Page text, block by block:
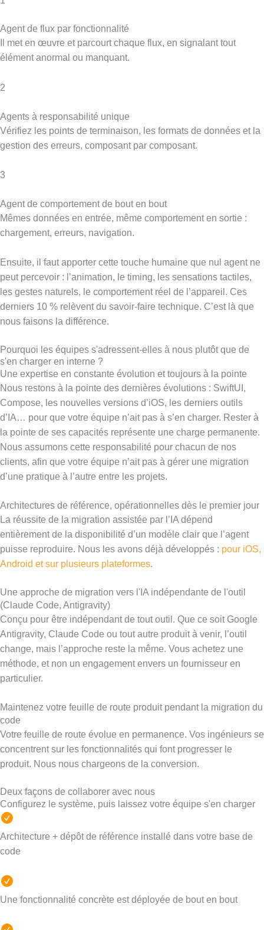
Agent de flux par fonctionnalité
Il met en œuvre et parcourt chaque flux, en signalant tout
élément anormal ou manquant.
2
Agents à responsabilité unique
Vérifiez les points de terminaison, les formats de données et la
gestion des erreurs, composant par composant.
3
Agent de comportement de bout en bout
Mêmes données en entrée, même comportement en sortie :
chargement, erreurs, navigation.
Ensuite, il faut apporter cette touche humaine que nul agent ne
peut percevoir : l’animation, le timing, les sensations tactiles,
les gestes naturels, le comportement réel de l’appareil. Ces
derniers 10 % relèvent du savoir-faire technique. C’est là que
nous faisons la différence.
Pourquoi les équipes s'adressent-elles à nous plutôt que de
s'en charger en interne ?
Une expertise en constante évolution et toujours à la pointe
Nous restons à la pointe des dernières évolutions : SwiftUI,
Compose, les nouvelles versions d’iOS, les derniers outils
d’IA… pour que votre équipe n’ait pas à s’en charger. Rester à
la pointe de ses capacités représente une charge permanente.
Nous assumons cette responsabilité pour chacun de nos
clients, afin que votre équipe n’ait pas à gérer une migration
d’une pratique à l’autre entre les projets.
Architectures de référence, opérationnelles dès le premier jour
La réussite de la migration assistée par l’IA dépend
entièrement de la disponibilité d’un modèle clair que l’agent
puisse reproduire. Nous les avons déjà développés : pour iOS,
Android et sur plusieurs plateformes.
Une approche de migration vers l'IA indépendante de l'outil
(Claude Code, Antigravity)
Conçu pour être indépendant de tout outil. Que ce soit Google
Antigravity, Claude Code ou tout autre produit à venir, l’outil
change, mais l’approche reste la même. Vous achetez une
méthode, et non un engagement envers un fournisseur en
particulier.
Maintenez votre feuille de route produit pendant la migration du
code
Votre feuille de route évolue en permanence. Vos ingénieurs se
concentrent sur les fonctionnalités qui font progresser le
produit. Nous nous chargeons de la conversion.
Deux façons de collaborer avec nous
Configurez le système, puis laissez votre équipe s'en charger
Architecture + dépôt de référence installé dans votre base de
code
Une fonctionnalité concrète est déployée de bout en bout